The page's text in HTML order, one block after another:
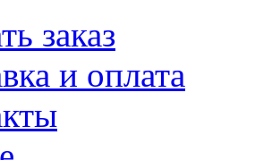
заказ
и оплата